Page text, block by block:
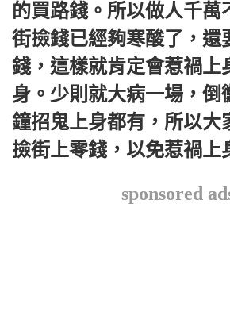
的買路錢。所以做人千萬
街撿錢已經夠寒酸了，還
錢，這樣就肯定會惹禍上
身。少則就大病一場，倒
鐘招鬼上身都有，所以大
撿街上零錢，以免惹禍上
sponsored